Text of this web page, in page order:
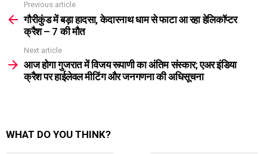
more
Previous article
गौरीकुंड में बड़ा हादसा, केदारनाथ धाम से फाटा आ रहा हेलिकॉप्टर
क्रैश – 7 की मौत
Next article
आज होगा गुजरात में विजय रूपाणी का अंतिम संस्कार; एअर इंडिया
क्रैश पर हाईलेवल मीटिंग और जनगणना की अधिसूचना
WHAT DO YOU THINK?